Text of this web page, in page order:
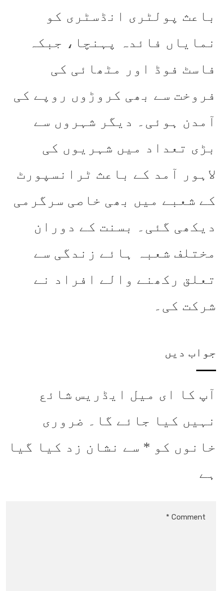
باعث پولٹری انڈسٹری کو
نمایاں فائدہ پہنچا، جبکہ
فاسٹ فوڈ اور مٹھائی کی
فروخت سے بھی کروڑوں روپے کی
آمدن ہوئی۔ دیگر شہروں سے
بڑی تعداد میں شہریوں کی
لاہور آمد کے باعث ٹرانسپورٹ
کے شعبے میں بھی خاصی سرگرمی
دیکھی گئی۔ بسنت کے دوران
مختلف شعبہ ہائے زندگی سے
تعلق رکھنے والے افراد نے
شرکت کی۔
جواب دیں
آپ کا ای میل ایڈریس شائع
نہیں کیا جائے گا۔ ضروری
خانوں کو * سے نشان زد کیا گیا
ہے